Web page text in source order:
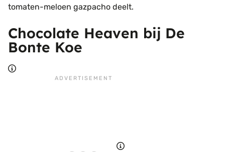
tomaten-meloen gazpacho deelt.
Chocolate Heaven bij De
Bonte Koe